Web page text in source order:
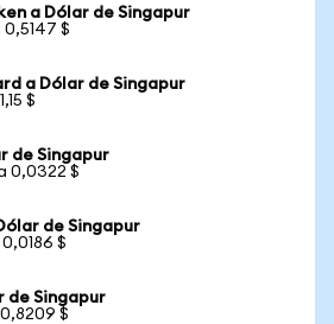
a Dólar de Singapur
0,5147 $
a Dólar de Singapur
$
de Singapur
0,0322 $
de Singapur
$
de Singapur
$